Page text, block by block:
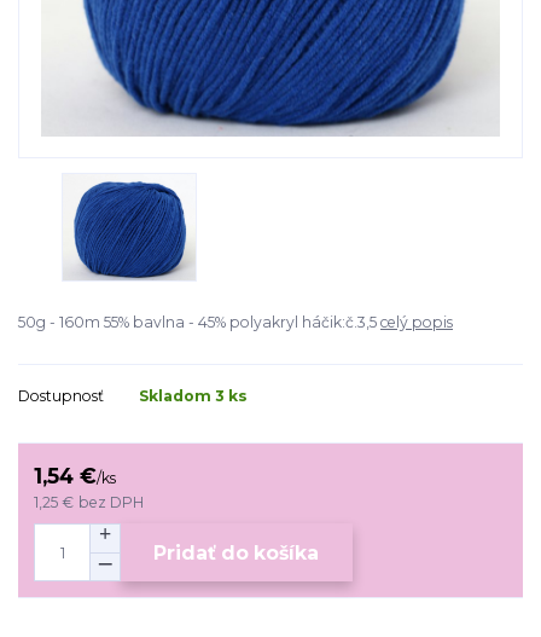
50g - 160m 55% bavlna - 45% polyakryl háčik:č.3,5 celý popis
Dostupnosť Skladom 3 ks
1,54 €/ks
1,25 € bez DPH
Pridať do košíka